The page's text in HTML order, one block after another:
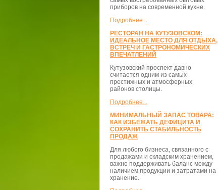
приборов на современной кухне.
Подробнее...
РЕСТОРАН НА КУТУЗОВСКОМ:
ИДЕАЛЬНОЕ МЕСТО ДЛЯ ОТДЫХА,
ВСТРЕЧ И ГАСТРОНОМИЧЕСКИХ
ВПЕЧАТЛЕНИЙ
Кутузовский проспект давно
считается одним из самых
престижных и атмосферных
районов столицы.
Подробнее...
МИНИМАЛЬНЫЙ ЗАПАС ТОВАРА:
КАК ИЗБЕЖАТЬ ДЕФИЦИТА И
СОХРАНИТЬ СТАБИЛЬНОСТЬ
ПРОДАЖ
Для любого бизнеса, связанного с
продажами и складским хранением,
важно поддерживать баланс между
наличием продукции и затратами на
хранение.